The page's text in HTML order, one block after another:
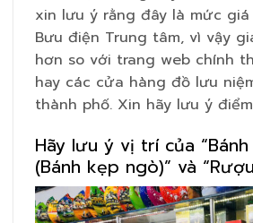
xin lưu ý rằng đây là mức
Bưu điện Trung tâm, vì vậy
hơn so với trang web chính
hay các cửa hàng đồ lưu
thành phố. Xin hãy lưu ý
Hãy lưu ý vị trí của
(Bánh kẹp ngò)” và